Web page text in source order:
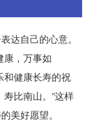
达自己的心意。
康，万事如
和健康长寿的祝
比南山。”这样
美好愿望。